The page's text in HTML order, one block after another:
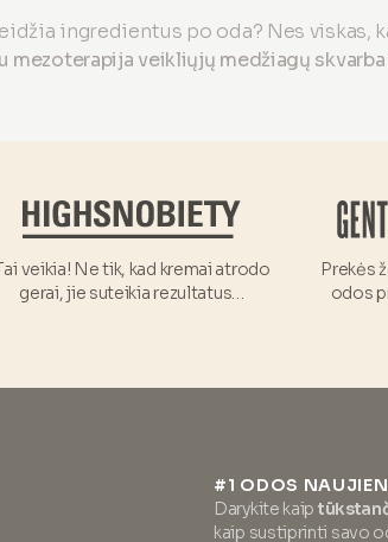
ingredientus po oda? Nes viskas,
mezoterapija veikliųjų medžiagų skvarba
veikia! Ne tik, kad kremai atrodo
gerai, jie suteikia rezultatus…
Prekės
odos
#1 ODOS
Darykite kaip
kaip sustiprinti savo